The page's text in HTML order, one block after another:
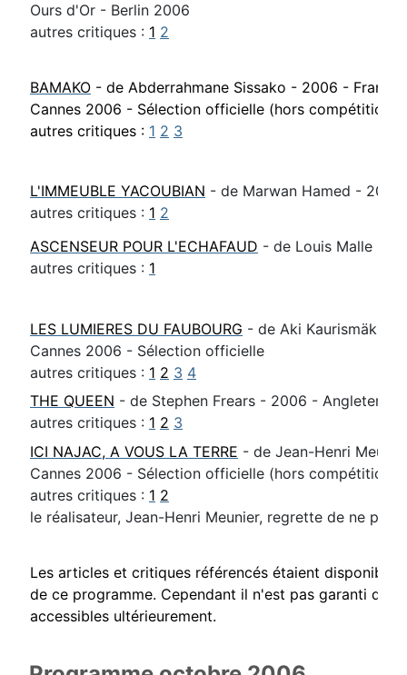
Ours d'Or - Berlin 2006
autres critiques : 1 2
BAMAKO - de Abderrahmane Sissako - 2006 - France
Cannes 2006 - Sélection officielle (hors compétition)
autres critiques : 1 2 3
L'IMMEUBLE YACOUBIAN - de Marwan Hamed -
autres critiques : 1 2
ASCENSEUR POUR L'ECHAFAUD - de Louis Malle -
autres critiques : 1
LES LUMIERES DU FAUBOURG - de Aki Kaurismäki
Cannes 2006 - Sélection officielle
autres critiques : 1 2 3 4
THE QUEEN - de Stephen Frears - 2006 - Angleterre -
autres critiques : 1 2 3
ICI NAJAC, A VOUS LA TERRE - de Jean-Henri
Cannes 2006 - Sélection officielle (hors compétition)
autres critiques : 1 2
le réalisateur, Jean-Henri Meunier, regrette de ne
Les articles et critiques référencés étaient
de ce programme. Cependant il n'est pas garanti que
accessibles ultérieurement.